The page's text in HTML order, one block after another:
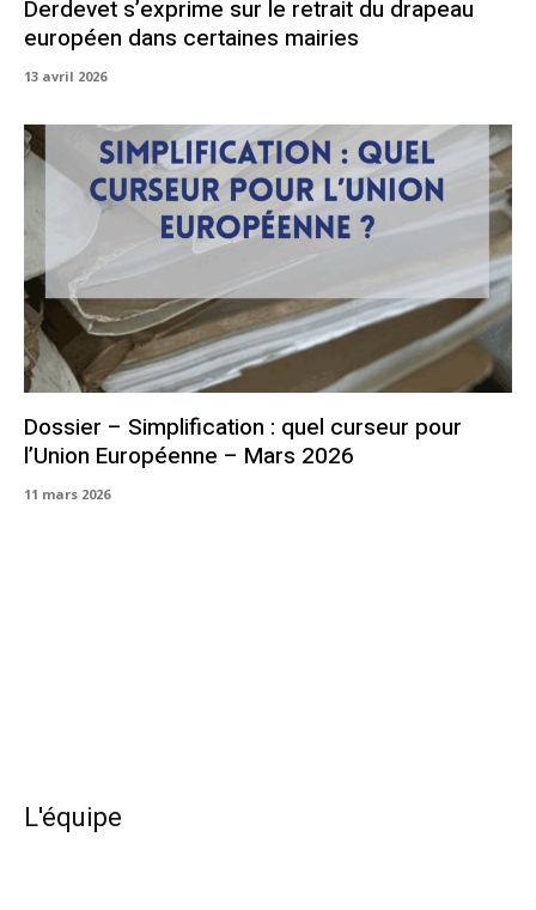
Derdevet s’exprime sur le retrait du drapeau
européen dans certaines mairies
13 avril 2026
Dossier – Simplification : quel curseur pour
l’Union Européenne – Mars 2026
11 mars 2026
L'équipe